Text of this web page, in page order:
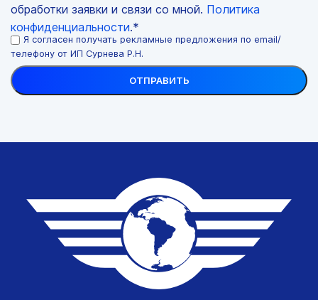
обработки заявки и связи со мной. Политика
конфиденциальности.*
Я согласен получать рекламные предложения по email/
телефону от ИП Сурнева Р.Н.